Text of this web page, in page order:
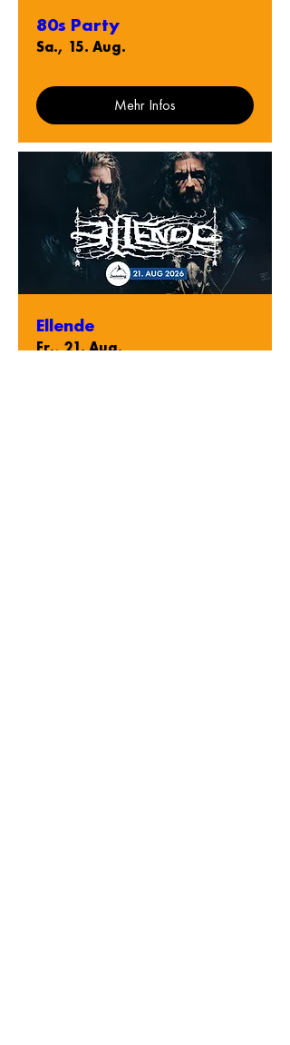
80s Party
Sa., 15. Aug.
Mehr Infos
Ellende
Fr., 21. Aug.